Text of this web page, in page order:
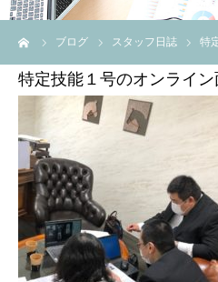
ブログ スタッフ日誌 特
特定技能１号のオンライ
言語